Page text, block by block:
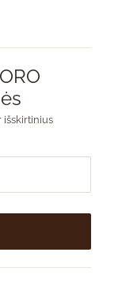
išskirtinius